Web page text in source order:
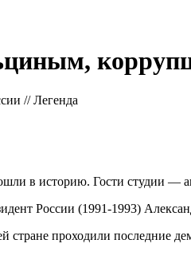
// Легенда
в историю. Гости студии —
России (1991-1993)
стране проходили последние